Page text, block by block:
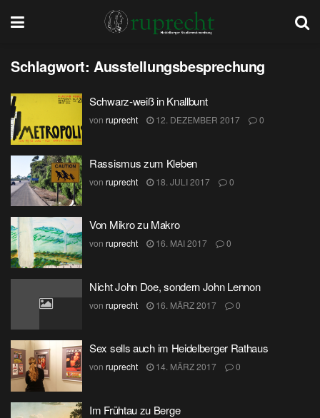
Schlagwort:Ausstellungsbesprechung
Schwarz-weiß in Knallbunt
von ruprecht 12. DEZEMBER 2017 0
Rassismus zum Kleben
von ruprecht 18. JULI 2017 0
Von Mikro zu Makro
von ruprecht 16. MAI 2017 0
Nicht John Doe, sondern John Lennon
von ruprecht 16. MÄRZ 2017 0
Sex sells auch im Heidelberger Rathaus
von ruprecht 14. MÄRZ 2017 0
Im Frühtau zu Berge